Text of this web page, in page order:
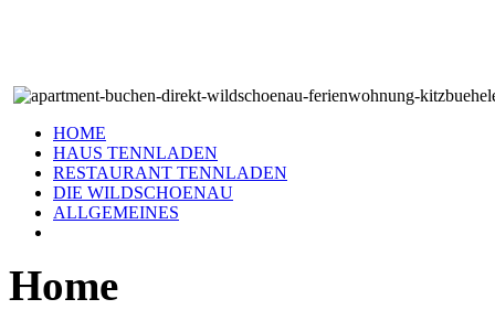
HOME
HAUS TENNLADEN
RESTAURANT TENNLADEN
DIE WILDSCHOENAU
ALLGEMEINES
Home